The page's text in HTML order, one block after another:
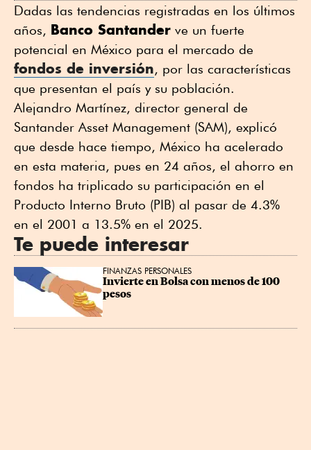
Dadas las tendencias registradas en los últimos
años, Banco Santander ve un fuerte
potencial en México para el mercado de
fondos de inversión, por las características
que presentan el país y su población.
Alejandro Martínez, director general de
Santander Asset Management (SAM), explicó
que desde hace tiempo, México ha acelerado
en esta materia, pues en 24 años, el ahorro en
fondos ha triplicado su participación en el
Producto Interno Bruto (PIB) al pasar de 4.3%
en el 2001 a 13.5% en el 2025.
Te puede interesar
FINANZAS PERSONALES
Invierte en Bolsa con menos de 100
pesos